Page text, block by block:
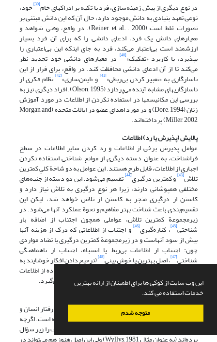
این وب سایت از کوکی ها برای اطمینان از ارائه بهترین
خدمات استفاده می کند.
متوجه شدم
در نوع دیگری از پیش زمینه‌سازی، فرد با تکیه بر ادراکهای خام[39] خود،
نوعی تعهد بنیادی به دانش موجود دارد، حال آن که این دانش مبتنی بر
تصورات غلط است (Reiner et al. , 2000). در واقع، وقتی شواهد و
معیارهای دانش یک فرد، ادعای دانشی را که برای آن فرد بسیار
ارزشمند است بی‌اعتبار می‌کند، فرد به جای اینکه این بی‌اعتباری را
بپذیرد، با کاربرد «تفکیک»[40] در معیارهای دانشی خود تجدید نظر
می‌کند تا از آن ادعای دانشی محافظت کند. در واقع، برای فرار از این
ناسازگاری به «تعبیر کردن بی‌ربطی»[41] و «ایمن‌سازی»[42] نظام فکری از
ناسازگاریهای مشابه آینده می‌پردازد (Olson, 1995). افراد دیگری نیز به
بررسی این مکانیسمها در استفاده نکردن از اطلاعات در مورد آموزش
زنان (Dore, 1994) و در مورد اهدای عضو در ایالات متحده (Morgan and
Miller, 2002) پرداخته‌اند.
پالایش (پذیرش یا رد) اطلاعات
عوامل پذیرش برخی از اطلاعات و رد کردن سایر اطلاعات در سطح
فراشناخت، به عنوان دسته دیگری از موانع شناختی استفاده نکردن
اجباری از اطلاعات، قابل طرح هستند. این عوامل به دو شاخة کلیِ کمترین
تلاش[43] و کمترین درگیری[44] تقسیم می‌شود. این دو دسته از جنبه‌های
مختلفی همپوشانی دارند، زیرا هر نوع درگیری به تلاش نیاز دارد و
کاستن از درگیری منجر به کاستن از تلاش خواهد شد، لیکن این
تقسیم‌بندی باعث شناخت بهتر مفاهیم و نحوة عملکرد آنها می‌شود. در
زیرمجموعة کمترین تلاش، عواملی همچون اجتناب از اضافه بار
شناختی[45] ، کناره‌گیری[46] و اجتناب از اطلاعاتی که درک از هزینه آنها
بیش از سود آنهاست و در زیرمجموعة کمترین درگیری یا تضاد مواردی
چون: اجتناب از اطلاعات بی‌ربط یا اشتباه، اجتناب از ناهماهنگی
شناختی[47] ، اصل بهترین یا خوش بینی[48] (ترجیح دادن افکار خوشایند به
افکار ناخوشایند) و تسلیم در برابر اقتدار شناختی (استفاده از اطلاعات
منابع مورد اعتماد و استفاده نکردن از سایر منابع) قرار می‌گیرد.
پالایش اطلاعات (کمترین تلاش)
اصل کمترین تلاش، نام خود را از اثر «زیف» (1949) یعنی «رفتار انسان و
اصل کمترین تلاش: مقدمه‌ای بر بوم شناسی انسان»، گرفته است. اگرچه
بعضی از پژوهشگران کاربرد یا دقت اصل کمترین تلاش زیف را زیر سؤال